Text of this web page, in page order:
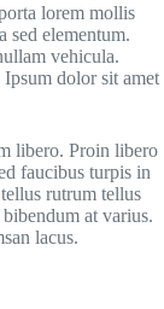
lorem mollis
sed elementum.
vehicula.
dolor sit amet
libero. Proin libero
faucibus turpis in
rutrum tellus
at varius.
lacus.